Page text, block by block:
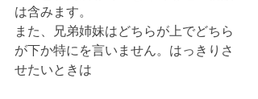
は含みます。
また、兄弟姉妹はどちらが上でどちら
が下か特にを言いません。はっきりさ
せたいときは